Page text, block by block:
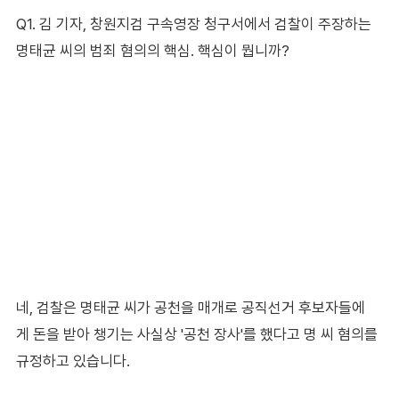
Q1. 김 기자, 창원지검 구속영장 청구서에서 검찰이 주장하는
명태균 씨의 범죄 혐의의 핵심. 핵심이 뭡니까?
네, 검찰은 명태균 씨가 공천을 매개로 공직선거 후보자들에
게 돈을 받아 챙기는 사실상 '공천 장사'를 했다고 명 씨 혐의를
규정하고 있습니다.